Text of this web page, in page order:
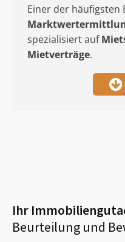
Einer der häufigsten
spezialisiert auf
Mietverträge.
Ihr
Beurteilung und